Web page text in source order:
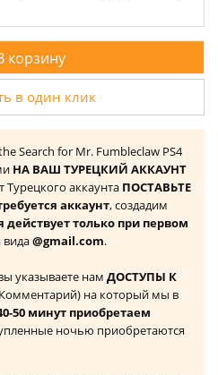
корзину
в один клик
Search for Mr. Fumbleclaw PS4
НА ВАШ ТУРЕЦКИЙ АККАУНТ
Турецкого аккаунта ПОСТАВЬТЕ
аккаунт, создадим
действует только при первом
вида@gmail.com.
указываете нам ДОСТУПЫ К
на который мы в
50 минут приобретаем
ночью приобретаются